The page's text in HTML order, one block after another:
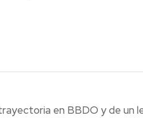
en BBDO y de un